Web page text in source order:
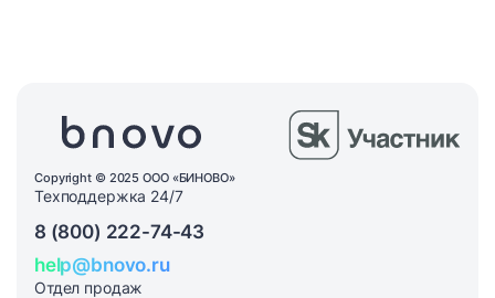
Copyright © 2025 ООО «БИНОВО»
Техподдержка 24/7
8 (800) 222-74-43
help@bnovo.ru
Отдел продаж